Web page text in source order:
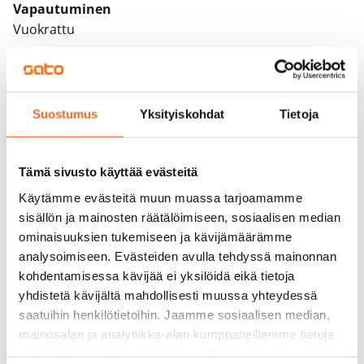
Suostumus Yksityiskohdat Tietoja
Tämä sivusto käyttää evästeitä
Käytämme evästeitä muun muassa tarjoamamme
sisällön ja mainosten räätälöimiseen, sosiaalisen median
ominaisuuksien tukemiseen ja kävijämäärämme
analysoimiseen. Evästeiden avulla tehdyssä mainonnan
kohdentamisessa kävijää ei yksilöidä eikä tietoja
yhdistetä kävijältä mahdollisesti muussa yhteydessä
saatuihin henkilötietoihin. Jaamme sosiaalisen median,
mainosalan ja analytiikka-alan kumppaneillemme tietoja
Vapautuminen
Vuokrattu
Varallisuusrajat
Vuokra
0 €
Kotivakuutus
Pakollinen, ei sisälly vuokraan
Vesimaksu
27 €/hlö/kk
Sähkömaksu
Vuokralainen solmii itse sähkösopimuksen.